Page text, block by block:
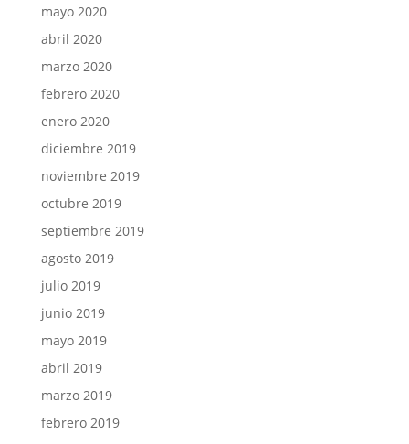
mayo 2020
abril 2020
marzo 2020
febrero 2020
enero 2020
diciembre 2019
noviembre 2019
octubre 2019
septiembre 2019
agosto 2019
julio 2019
junio 2019
mayo 2019
abril 2019
marzo 2019
febrero 2019